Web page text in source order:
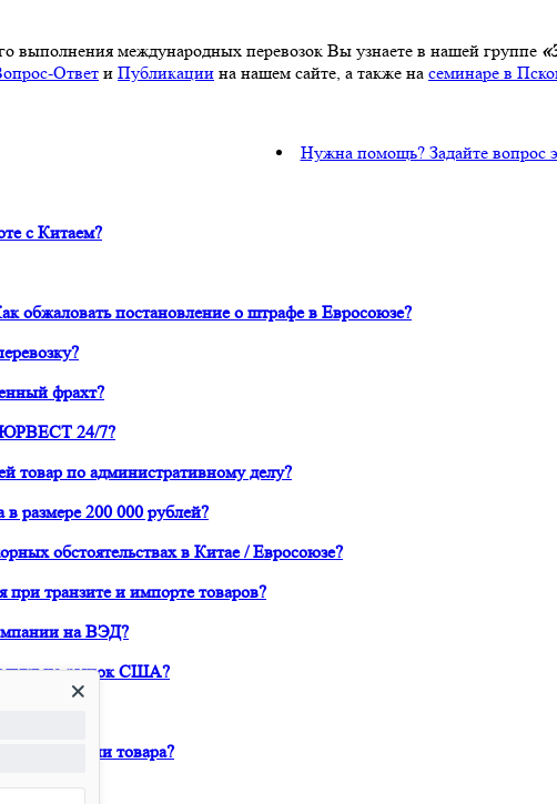
выполнения международных перевозок Вы узнаете в нашей группе
Ответ и Публикации на нашем сайте, а также на семинаре в
Нужна помощь? Задайте вопрос
с Китаем?
обжаловать постановление о штрафе в Евросоюзе?
фрахт?
ЮРВЕСТ 24/7?
товар по административному делу?
размере 200 000 рублей?
обстоятельствах в Китае / Евросоюзе?
транзите и импорте товаров?
на ВЭД?
на рынок США?
в ТРОИС?
товара?